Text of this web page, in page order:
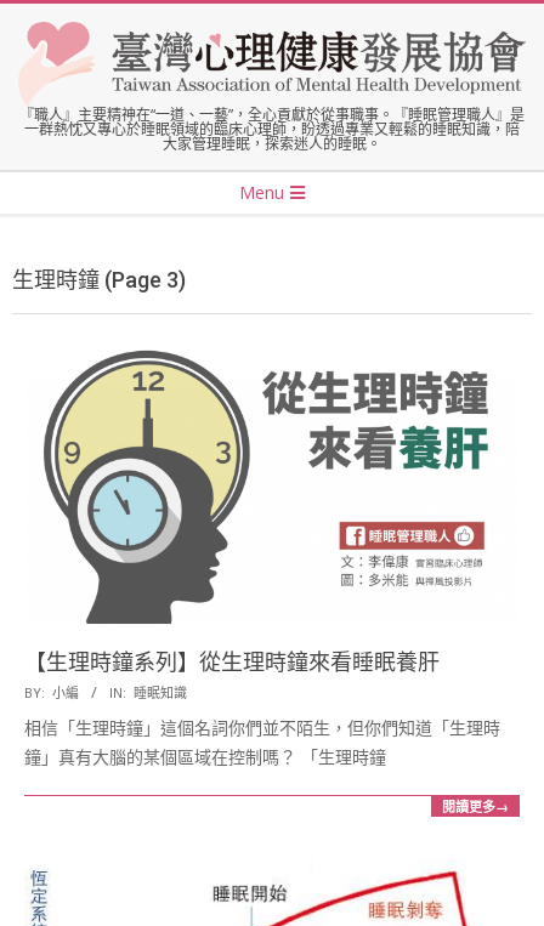
content
臺
灣
心
理
健
康
發
協
會
『職人』主要精神在“一道、一藝”，全心貢獻於從事職事。『睡眠管理職人』是
一群熱忱又專心於睡眠領域的臨床心理師，盼透過專業又輕鬆的睡眠知識，陪
大家管理睡眠，探索迷人的睡眠。
Menu
生理時鐘 (Page 3)
【生理時鐘系列】從生理時鐘來看睡眠養肝
2016-
12-
20
BY: 小編 IN: 睡眠知識
相信「生理時鐘」這個名詞你們並不陌生，但你們知道「生理時
鐘」真有大腦的某個區域在控制嗎？ 「生理時鐘
閱讀更多→